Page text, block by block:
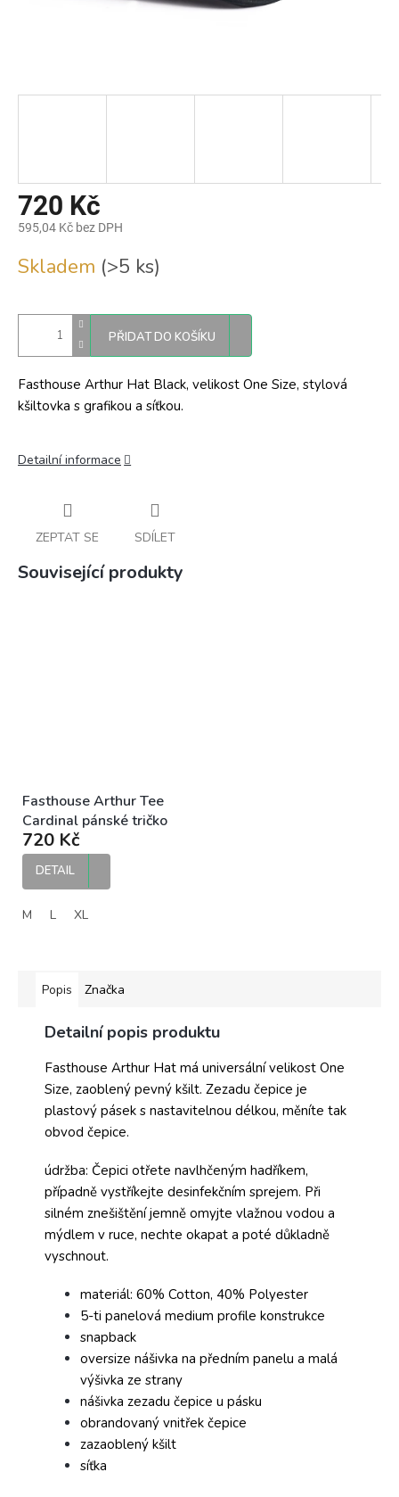
720 Kč
595,04 Kč bez DPH
cena:
Skladem (>5 ks)
PŘIDAT DO KOŠÍKU
Fasthouse Arthur Hat Black, velikost One Size, stylová
kšiltovka s grafikou a síťkou.
Detailní informace
ZEPTAT SE SDÍLET
Související produkty
Fasthouse Arthur Tee
Cardinal pánské tričko
720 Kč
DETAIL
M L XL
Popis Značka
Detailní popis produktu
Fasthouse Arthur Hat má universální velikost One
Size, zaoblený pevný kšilt. Zezadu čepice je
plastový pásek s nastavitelnou délkou, měníte tak
obvod čepice.
údržba: Čepici otřete navlhčeným hadříkem,
případně vystříkejte desinfekčním sprejem. Při
silném znešištění jemně omyjte vlažnou vodou a
mýdlem v ruce, nechte okapat a poté důkladně
vyschnout.
materiál: 60% Cotton, 40% Polyester
5-ti panelová medium profile konstrukce
snapback
oversize nášivka na předním panelu a malá
výšivka ze strany
nášivka zezadu čepice u pásku
obrandovaný vnitřek čepice
zazaoblený kšilt
síťka